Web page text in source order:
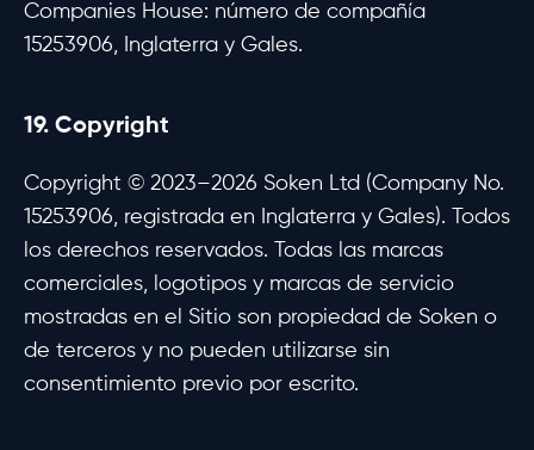
Companies House: número de compañía
15253906, Inglaterra y Gales.
19. Copyright
Copyright © 2023–2026 Soken Ltd (Company No.
15253906, registrada en Inglaterra y Gales). Todos
los derechos reservados. Todas las marcas
comerciales, logotipos y marcas de servicio
mostradas en el Sitio son propiedad de Soken o
de terceros y no pueden utilizarse sin
consentimiento previo por escrito.